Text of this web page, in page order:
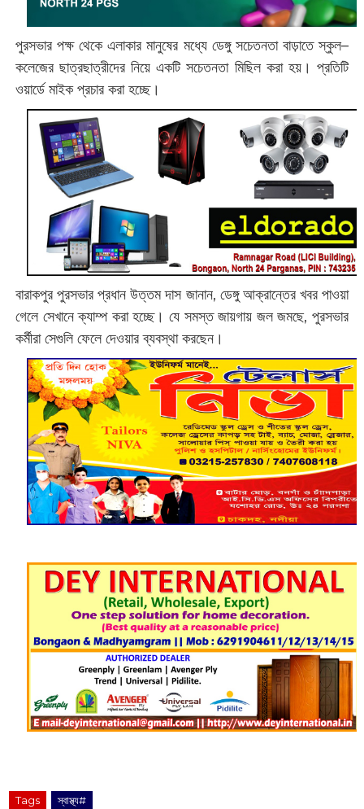
পুরসভার পক্ষ থেকে এলাকার মানুষের মধ্যে ডেঙ্গু সচেতনতা বাড়াতে স্কুল–
কলেজের ছাত্রছাত্রীদের নিয়ে একটি সচেতনতা মিছিল করা হয়। প্রতিটি
ওয়ার্ডে মাইক প্রচার করা হচ্ছে।
বারাকপুর পুরসভার প্রধান উত্তম দাস জানান, ডেঙ্গু আক্রান্তের খবর পাওয়া
গেলে সেখানে ক্যাম্প করা হচ্ছে। যে সমস্ত জায়গায় জল জমছে, পুরসভার
কর্মীরা সেগুলি ফেলে দেওয়ার ব্যবস্থা করছেন।
Tags ‌স্বাস্থ্য#